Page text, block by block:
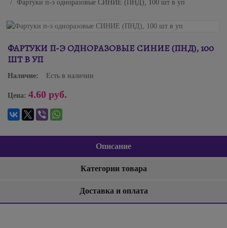
Фартуки п-э одноразовые СИНИЕ (ПНД), 100 шт в уп
ФАРТУКИ П-Э ОДНОРАЗОВЫЕ СИНИЕ (ПНД), 100
ШТ В УП
Наличие: Есть в наличии
Цена: 4.60 руб.
Описание
Категории товара
Доставка и оплата